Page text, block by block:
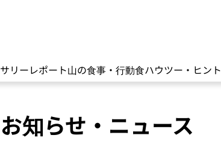
リーレポート山の食事・行動食ハウツー・ヒント
お知らせ・ニュース